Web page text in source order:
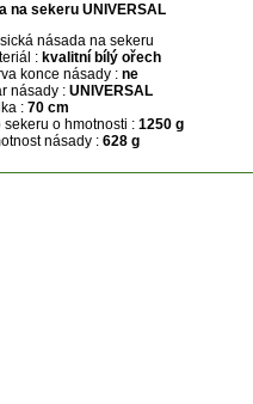
na sekeru UNIVERSAL
násada na sekeru
: kvalitní bílý ořech
konce násady :ne
násady :UNIVERSAL
:70 cm
sekeru o hmotnosti : 1250 g
násady :628 g